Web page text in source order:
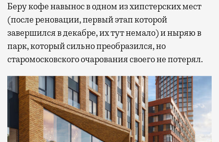
Беру кофе навынос в одном из хипстерских мест
(после реновации, первый этап которой
завершился в декабре, их тут немало) и ныряю в
парк, который сильно преобразился, но
старомосковского очарования своего не потерял.